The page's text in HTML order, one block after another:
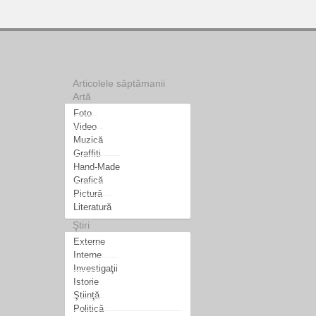
Articolele săptămanii
Artă
Foto
Video
Muzică
Graffiti
Hand-Made
Grafică
Pictură
Literatură
Ştiri
Externe
Interne
Investigaţii
Istorie
Ştiinţă
Politică